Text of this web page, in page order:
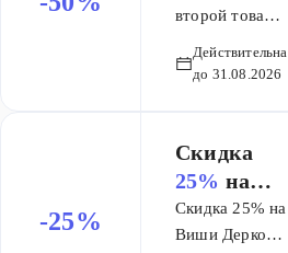
товар в
чеке на
Топикрем
второй товар в
Топикрем
Действительна
до 31.08.2026
-25%
Скидка
25% на
Виши
Деркос и
Скидка 25% на
Виши Деркос и